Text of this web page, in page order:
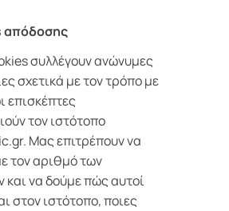
απόδοσης
συλλέγουν ανώνυμες
σχετικά με τον τρόπο με
επισκέπτες
τον ιστότοπο
Μας επιτρέπουν να
τον αριθμό των
και να δούμε πώς αυτοί
στον ιστότοπο, ποιες